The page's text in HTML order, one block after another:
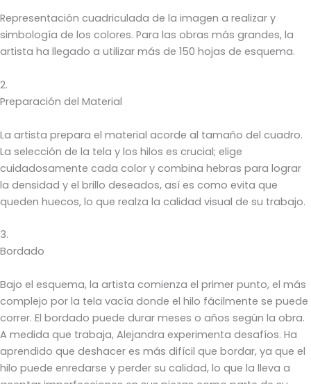
Representación cuadriculada de la imagen a realizar y
simbología de los colores. Para las obras más grandes, la
artista ha llegado a utilizar más de 150 hojas de esquema.
2.
Preparación del Material
La artista prepara el material acorde al tamaño del cuadro.
La selección de la tela y los hilos es crucial; elige
cuidadosamente cada color y combina hebras para lograr
la densidad y el brillo deseados, así es como evita que
queden huecos, lo que realza la calidad visual de su trabajo.
3.
Bordado
Bajo el esquema, la artista comienza el primer punto, el más
complejo por la tela vacía donde el hilo fácilmente se puede
correr. El bordado puede durar meses o años según la obra.
A medida que trabaja, Alejandra experimenta desafíos. Ha
aprendido que deshacer es más difícil que bordar, ya que el
hilo puede enredarse y perder su calidad, lo que la lleva a